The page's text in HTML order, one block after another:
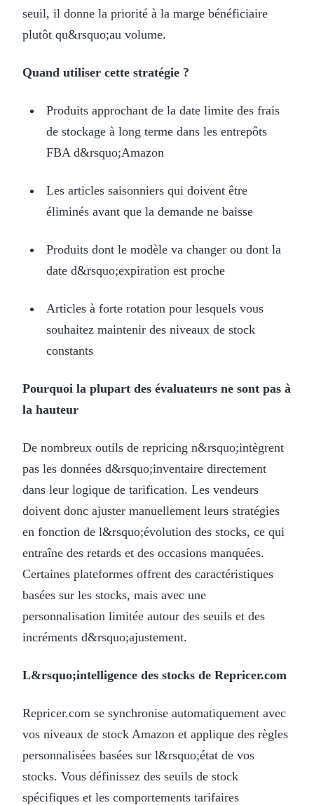
seuil, il donne la priorité à la marge bénéficiaire
plutôt qu&rsquo;au volume.
Quand utiliser cette stratégie ?
Produits approchant de la date limite des frais
de stockage à long terme dans les entrepôts
FBA d&rsquo;Amazon
Les articles saisonniers qui doivent être
éliminés avant que la demande ne baisse
Produits dont le modèle va changer ou dont la
date d&rsquo;expiration est proche
Articles à forte rotation pour lesquels vous
souhaitez maintenir des niveaux de stock
constants
Pourquoi la plupart des évaluateurs ne sont pas à
la hauteur
De nombreux outils de repricing n&rsquo;intègrent
pas les données d&rsquo;inventaire directement
dans leur logique de tarification. Les vendeurs
doivent donc ajuster manuellement leurs stratégies
en fonction de l&rsquo;évolution des stocks, ce qui
entraîne des retards et des occasions manquées.
Certaines plateformes offrent des caractéristiques
basées sur les stocks, mais avec une
personnalisation limitée autour des seuils et des
incréments d&rsquo;ajustement.
L&rsquo;intelligence des stocks de Repricer.com
Repricer.com se synchronise automatiquement avec
vos niveaux de stock Amazon et applique des règles
personnalisées basées sur l&rsquo;état de vos
stocks. Vous définissez des seuils de stock
spécifiques et les comportements tarifaires